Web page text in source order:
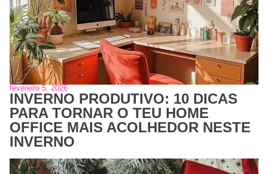
fevereiro 5, 2026
INVERNO PRODUTIVO: 10 DICAS
PARA TORNAR O TEU HOME
OFFICE MAIS ACOLHEDOR NESTE
INVERNO